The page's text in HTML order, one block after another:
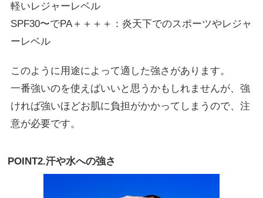
軽いレジャーレベル
SPF30〜でPA＋＋＋＋：炎天下でのスポーツやレジャ
ーレベル
このように用途によって適した強さがあります。
一番強いのを使えばいいと思うかもしれませんが、強
ければ強いほどお肌に負担がかかってしまうので、注
意が必要です。
POINT2.汗や水への強さ